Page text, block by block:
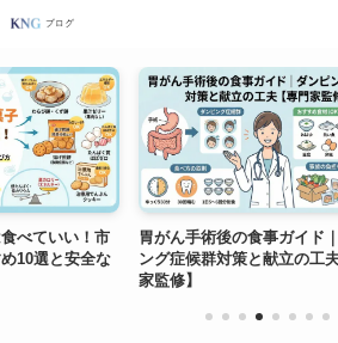
べていい！市
10選と安全な
胃がん手術後の食事ガイド｜
ング症候群対策と献立の工夫
家監修】